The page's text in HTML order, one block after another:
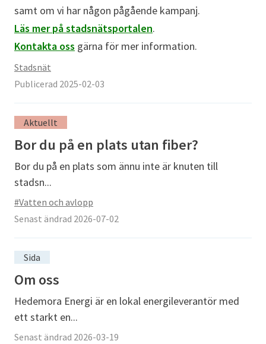
samt om vi har någon pågående kampanj.
Läs mer på stadsnätsportalen.
Kontakta oss gärna för mer information.
Stadsnät
Publicerad 2025-02-03
Aktuellt
Bor du på en plats utan fiber?
Bor du på en plats som ännu inte är knuten till
stadsn...
#Vatten och avlopp
Senast ändrad 2026-07-02
Sida
Om oss
Hedemora Energi är en lokal energileverantör med
ett starkt en...
Senast ändrad 2026-03-19